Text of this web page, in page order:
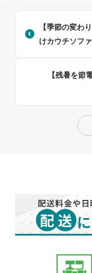
【季節の変わ
けカウチソフ
【残暑を節